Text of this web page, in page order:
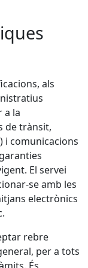
als
a la
de trànsit,
i comunicacions
El servei
se amb les
electrònics
rebre
per a tots